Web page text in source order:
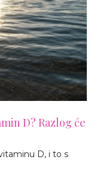
D? Razlog će
D, i to s